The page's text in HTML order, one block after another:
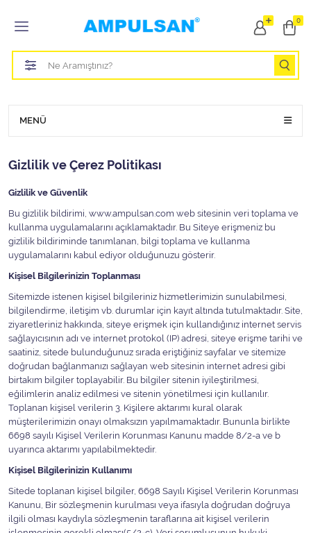
0
Tüm Kategoriler
Led Aydınlatma Ampulü
Otomobil Halojen Far Ampulü
Otomobil Halojen Park Ampulü
Otomobil Led Park Ampulü
Halojen Off Road Rally Ampulü
Motosiklet Halojen Far Ampulü
Kamyon Halojen Far Ampulü
Kamyon Halojen Park Ampulü
Kamyon Gösterge Ampulü
Tüm Kategorileri Gör
MENÜ
Gizlilik ve Çerez Politikası
Gizlilik ve Güvenlik
Bu gizlilik bildirimi, www.ampulsan.com web sitesinin veri toplama ve
kullanma uygulamalarını açıklamaktadır. Bu Siteye erişmeniz bu
gizlilik bildiriminde tanımlanan, bilgi toplama ve kullanma
uygulamalarını kabul ediyor olduğunuzu gösterir.
Kişisel Bilgilerinizin Toplanması
Sitemizde istenen kişisel bilgileriniz hizmetlerimizin sunulabilmesi,
bilgilendirme, iletişim vb. durumlar için kayıt altında tutulmaktadır. Site,
ziyaretleriniz hakkında, siteye erişmek için kullandığınız internet servis
sağlayıcısının adı ve internet protokol (IP) adresi, siteye erişme tarihi ve
saatiniz, sitede bulunduğunuz sırada eriştiğiniz sayfalar ve sitemize
doğrudan bağlanmanızı sağlayan web sitesinin internet adresi gibi
birtakım bilgiler toplayabilir. Bu bilgiler sitenin iyileştirilmesi,
eğilimlerin analiz edilmesi ve sitenin yönetilmesi için kullanılır.
Toplanan kişisel verilerin 3. Kişilere aktarımı kural olarak
müşterilerimizin onayı olmaksızın yapılmamaktadır. Bununla birlikte
6698 sayılı Kişisel Verilerin Korunması Kanunu madde 8/2-a ve b
uyarınca aktarımı yapılabilmektedir.
Kişisel Bilgilerinizin Kullanımı
Sitede toplanan kişisel bilgiler, 6698 Sayılı Kişisel Verilerin Korunması
Kanunu, Bir sözleşmenin kurulması veya ifasıyla doğrudan doğruya
ilgili olması kaydıyla sözleşmenin taraflarına ait kişisel verilerin